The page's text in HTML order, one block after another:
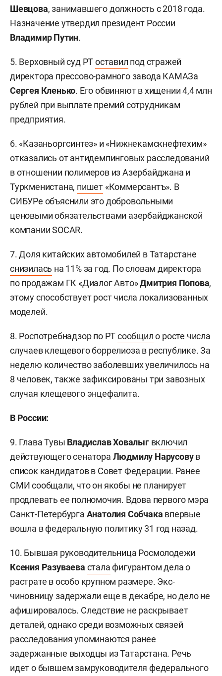
Шевцова, занимавшего должность с 2018 года.
Назначение утвердил президент России
Владимир Путин.
5. Верховный суд РТоставил под стражей
директора прессово-рамного завода КАМАЗа
Сергея Кленько. Его обвиняют в хищении 4,4 млн
рублей при выплате премий сотрудникам
предприятия.
6. «Казаньоргсинтез» и «Нижнекамскнефтехим»
отказались от антидемпинговых расследований
в отношении полимеров из Азербайджана и
Туркменистана, пишет «Коммерсантъ». В
СИБУРе объяснили это добровольными
ценовыми обязательствами азербайджанской
компании SOCAR.
7. Доля китайских автомобилей в Татарстане
снизилась на 11% за год. По словам директора
по продажам ГК «Диалог Авто»Дмитрия Попова,
этому способствует рост числа локализованных
моделей.
8. Роспотребнадзор по РТсообщило росте числа
случаев клещевого боррелиоза в республике. За
неделю количество заболевших увеличилось на
8 человек, также зафиксированы три завозных
случая клещевого энцефалита.
В России:
9. Глава Тувы Владислав Ховалыг включил
действующего сенатора Людмилу Нарусовув
список кандидатов в Совет Федерации. Ранее
СМИ сообщали, что он якобы не планирует
продлевать ее полномочия. Вдова первого мэра
Санкт-Петербурга Анатолия Собчака впервые
вошла в федеральную политику 31 год назад.
10. Бывшая руководительница Росмолодежи
Ксения Разуваева стала фигурантом дела о
растрате в особо крупном размере. Экс-
чиновницу задержали еще в декабре, но дело не
афишировалось. Следствие не раскрывает
деталей, однако среди возможных связей
расследования упоминаются ранее
задержанные выходцы из Татарстана. Речь
идет о бывшем замруководителя федерального